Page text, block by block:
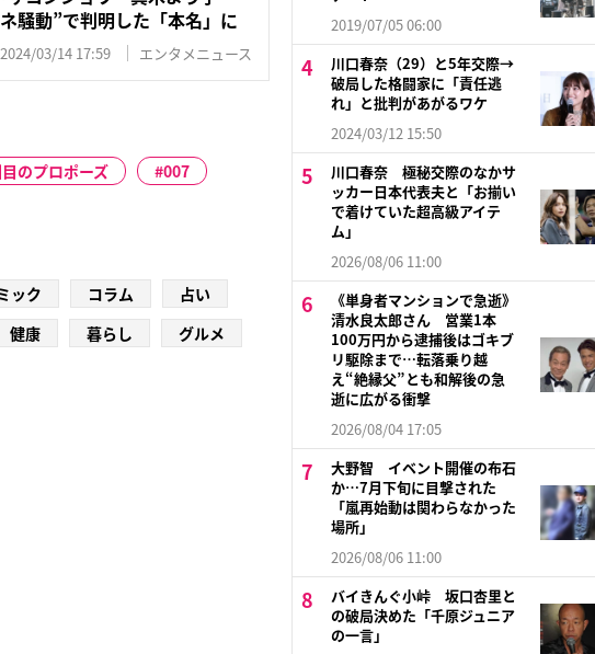
騒動”で判明した「本名」に
2024/03/14 17:59 エンタメニュース
のプロポーズ
007
ック コラム
占い
健康 暮らし グルメ
2019/07/05 06:00
川口春奈（29）と5年交際→
破局した格闘家に「責任逃
れ」と批判があがるワケ
2024/03/12 15:50
川口春奈 極秘交際のなかサ
ッカー日本代表夫と「お揃い
で着けていた超高級アイテ
ム」
2026/08/06 11:00
《単身者マンションで急逝》
清水良太郎さん 営業1本
100万円から逮捕後はゴキブ
リ駆除まで…転落乗り越
え“絶縁父”とも和解後の急
逝に広がる衝撃
2026/08/04 17:05
大野智 イベント開催の布石
か…7月下旬に目撃された
「嵐再始動は関わらなかった
場所」
2026/08/06 11:00
バイきんぐ小峠 坂口杏里と
の破局決めた「千原ジュニア
の一言」